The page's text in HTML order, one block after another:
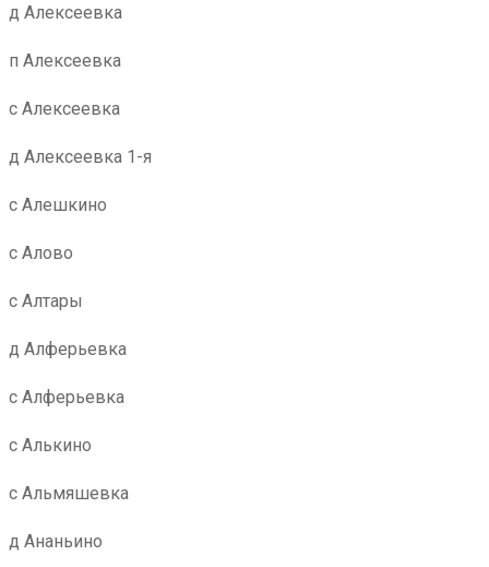
д Алексеевка
п Алексеевка
с Алексеевка
д Алексеевка 1-я
с Алешкино
с Алово
с Алтары
д Алферьевка
с Алферьевка
с Алькино
с Альмяшевка
д Ананьино